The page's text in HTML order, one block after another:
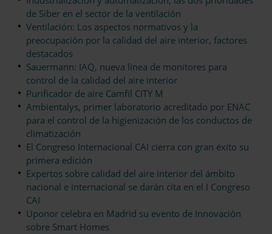
de Siber en el sector de la ventilación
Ventilación: Los aspectos normativos y la
preocupación por la calidad del aire interior, factores
destacados
Sauermann: IAQ, nueva línea de monitores para
control de la calidad del aire interior
Purificador de aire Camfil CITY M
Ambientalys, primer laboratorio acreditado por ENAC
para el control de la higienización de los conductos de
climatización
El Congreso Internacional CAI cierra con gran éxito su
primera edición
Expertos sobre calidad del aire interior del ámbito
nacional e internacional se darán cita en el I Congreso
CAI
Uponor celebra en Madrid su evento de Innovación
sobre Smart Homes